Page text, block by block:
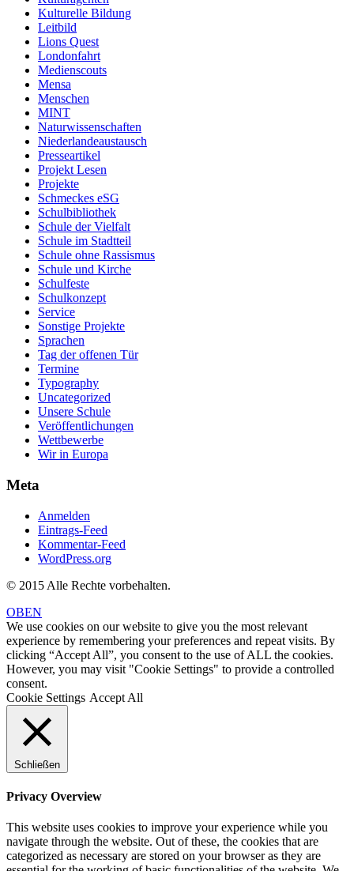
Kulturelle Bildung
Leitbild
Lions Quest
Londonfahrt
Medienscouts
Mensa
Menschen
MINT
Naturwissenschaften
Niederlandeaustausch
Presseartikel
Projekt Lesen
Projekte
Schmeckes eSG
Schulbibliothek
Schule der Vielfalt
Schule im Stadtteil
Schule ohne Rassismus
Schule und Kirche
Schulfeste
Schulkonzept
Service
Sonstige Projekte
Sprachen
Tag der offenen Tür
Termine
Typography
Uncategorized
Unsere Schule
Veröffentlichungen
Wettbewerbe
Wir in Europa
Meta
Anmelden
Eintrags-Feed
Kommentar-Feed
WordPress.org
© 2015 Alle Rechte vorbehalten.
OBEN
We use cookies on our website to give you the most relevant
experience by remembering your preferences and repeat visits. By
clicking “Accept All”, you consent to the use of ALL the cookies.
However, you may visit "Cookie Settings" to provide a controlled
consent.
Cookie Settings Accept All
Schließen
Privacy Overview
This website uses cookies to improve your experience while you
navigate through the website. Out of these, the cookies that are
categorized as necessary are stored on your browser as they are